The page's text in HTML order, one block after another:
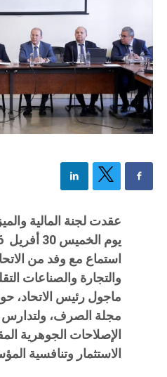
عقدت لجنة المالية
استماع مع وفد من
والتجارة والصناعات
ماجول رئيس الاتحاد،
مجلة الصرف،
الإصلاحات الجوهرية
الاستثمار وتنافسية